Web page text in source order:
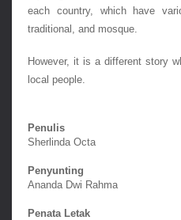
each country, which have
traditional, and mosque.
However, it is a different story
local people.
Penulis
Sherlinda Octa
Penyunting
Ananda Dwi Rahma
Penata Letak